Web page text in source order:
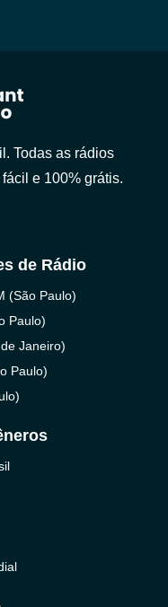
Todas as rádios
e 100% grátis.
de Rádio
(São Paulo)
Paulo)
Janeiro)
Paulo)